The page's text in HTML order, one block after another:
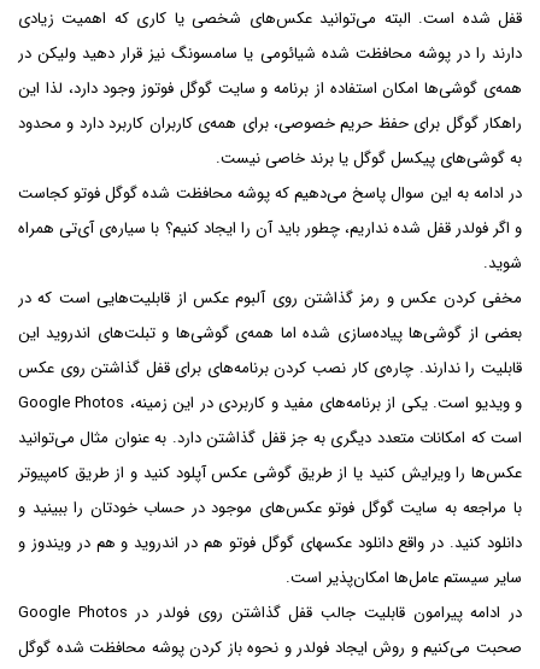
قفل شده است. البته می‌توانید عکس‌های شخصی یا کاری که اهمیت زیادی
دارند را در پوشه محافظت شده شیائومی یا سامسونگ نیز قرار دهید ولیکن در
همه‌ی گوشی‌ها امکان استفاده از برنامه و سایت گوگل فوتوز وجود دارد، لذا این
راهکار گوگل برای حفظ حریم خصوصی، برای همه‌ی کاربران کاربرد دارد و محدود
به گوشی‌های پیکسل گوگل یا برند خاصی نیست.
در ادامه به این سوال پاسخ می‌دهیم که پوشه محافظت شده گوگل فوتو کجاست
و اگر فولدر قفل شده نداریم، چطور باید آن را ایجاد کنیم؟ با سیاره‌ی آی‌تی همراه
شوید.
مخفی کردن عکس و رمز گذاشتن روی آلبوم عکس از قابلیت‌هایی است که در
بعضی از گوشی‌ها پیاده‌سازی شده اما همه‌ی گوشی‌ها و تبلت‌های اندروید این
قابلیت را ندارند. چاره‌ی کار نصب کردن برنامه‌های برای قفل گذاشتن روی عکس
و ویدیو است. یکی از برنامه‌های مفید و کاربردی در این زمینه، Google Photos
است که امکانات متعدد دیگری به جز قفل گذاشتن دارد. به عنوان مثال می‌توانید
عکس‌ها را ویرایش کنید یا از طریق گوشی عکس آپلود کنید و از طریق کامپیوتر
با مراجعه به سایت گوگل فوتو عکس‌های موجود در حساب خودتان را ببینید و
دانلود کنید. در واقع دانلود عکسهای گوگل فوتو هم در اندروید و هم در ویندوز و
سایر سیستم عامل‌ها امکان‌پذیر است.
در ادامه پیرامون قابلیت جالب قفل گذاشتن روی فولدر در Google Photos
صحبت می‌کنیم و روش ایجاد فولدر و نحوه باز کردن پوشه محافظت شده گوگل